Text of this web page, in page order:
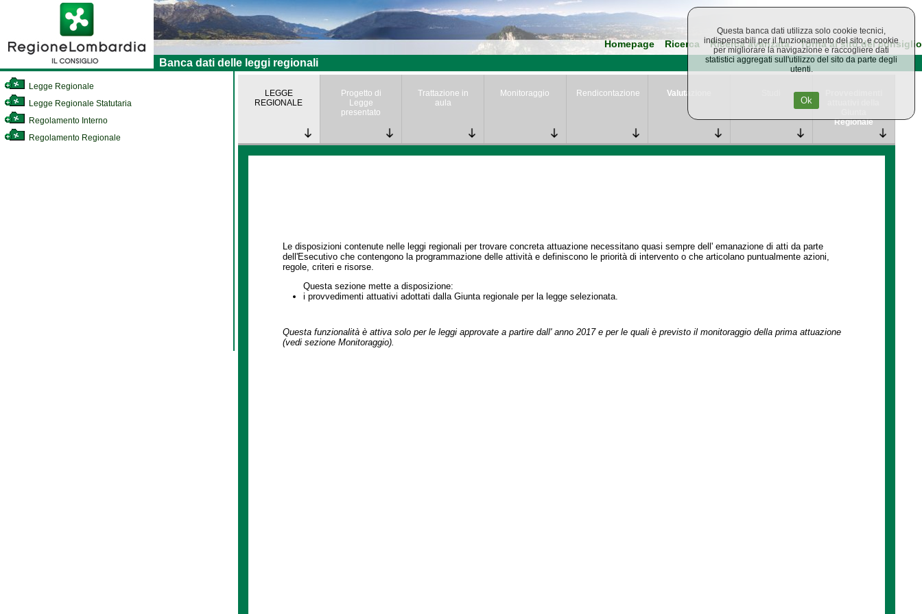
Homepage Ricerca Ricerca avanzata Torna al sito del consiglio
Banca dati delle leggi regionali
Legge Regionale
Legge Regionale Statutaria
Regolamento Interno
Regolamento Regionale
LEGGE
REGIONALE
Progetto di
Legge
presentato
Trattazione in
aula
Monitoraggio Rendicontazione Valutazione
Regionale
Le disposizioni contenute nelle leggi regionali per trovare concreta attuazione necessitano quasi sempre dell' emanazione di atti da parte
dell'Esecutivo che contengono la programmazione delle attività e definiscono le priorità di intervento o che articolano puntualmente azioni,
regole, criteri e risorse.
Questa sezione mette a disposizione:
i provvedimenti attuativi adottati dalla Giunta regionale per la legge selezionata.
Questa funzionalità è attiva solo per le leggi approvate a partire dall' anno 2017 e per le quali è previsto il monitoraggio della prima attuazione
(vedi sezione Monitoraggio).
Questa banca dati utilizza solo cookie tecnici,
indispensabili per il funzionamento del sito, e cookie
per migliorare la navigazione e raccogliere dati
statistici aggregati sull'utilizzo del sito da parte degli
utenti.
Ok